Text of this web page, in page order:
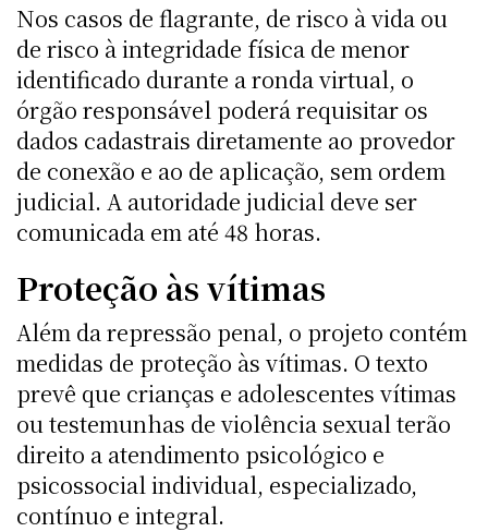
Nos casos de flagrante, de risco à vida ou
de risco à integridade física de menor
identificado durante a ronda virtual, o
órgão responsável poderá requisitar os
dados cadastrais diretamente ao provedor
de conexão e ao de aplicação, sem ordem
judicial. A autoridade judicial deve ser
comunicada em até 48 horas.
Proteção às vítimas
Além da repressão penal, o projeto contém
medidas de proteção às vítimas. O texto
prevê que crianças e adolescentes vítimas
ou testemunhas de violência sexual terão
direito a atendimento psicológico e
psicossocial individual, especializado,
contínuo e integral.